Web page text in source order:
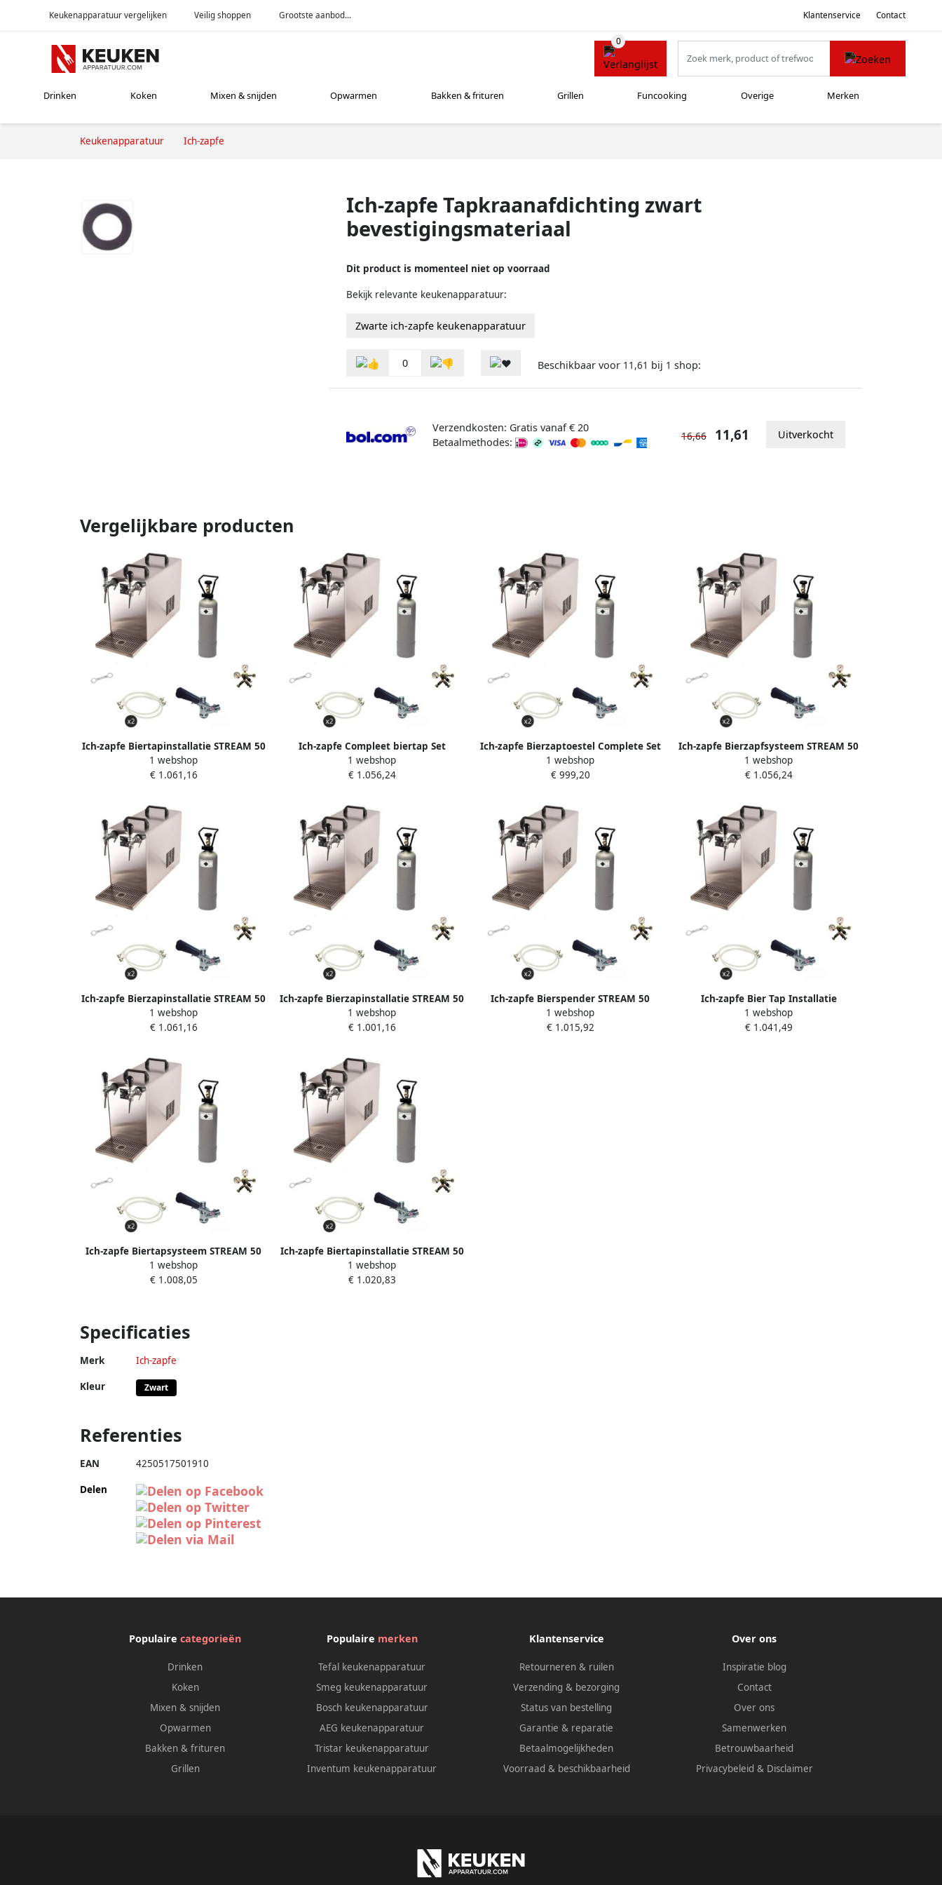
Keukenapparatuur vergelijken Veilig shoppen Grootste aanbod... Klantenservice Contact
Drinken Koken Mixen & snijden Opwarmen Bakken & frituren Grillen Funcooking Overige Merken
Keukenapparatuur Ich-zapfe
Ich-zapfe Tapkraanafdichting zwart
bevestigingsmateriaal
Dit product is momenteel niet op voorraad
Bekijk relevante keukenapparatuur:
Zwarte ich-zapfe keukenapparatuur
0 Beschikbaar voor 11,61 bij 1 shop:
Verzendkosten: Gratis vanaf € 20
Betaalmethodes:
16,66 11,61 Uitverkocht
Vergelijkbare producten
Ich-zapfe Biertapinstallatie STREAM 50
Compleetset 2-lijns droge koeler tot 55
l uur voor A- en G-fusten
1 webshop
€ 1.061,16
Ich-zapfe Compleet biertap Set
STREAM 50 2-Lijnen Koeler tot 55 l h M
D Fusten
1 webshop
€ 1.056,24
Ich-zapfe Bierzaptoestel Complete Set
STREAM 50 2-Lijnse Droogkoeler tot 55
l u in Roestvrij Staal
1 webshop
€ 999,20
Ich-zapfe Bierzapfsysteem STREAM 50
Compleetset 2-Lijns Koeler tot 55 l u
voor D- en M-Vaten
1 webshop
€ 1.056,24
Ich-zapfe Bierzapinstallatie STREAM 50
Compleetset 2-lijns koeler tot 55 l u
voor M- en G-vaten
1 webshop
€ 1.061,16
Ich-zapfe Bierzapinstallatie STREAM 50
Complete Set 2-Lijn Doorstroomkoeler
Droge Koeler tot 55 l u
1 webshop
€ 1.001,16
Ich-zapfe Bierspender STREAM 50
Compleetset 2 Lijnen tot 55L u
Edelstaal
1 webshop
€ 1.015,92
Ich-zapfe Bier Tap Installatie
Compleetset STREAM 50 2-Lijn Droge
Koeler 55 l u 5L Adapter Type D
1 webshop
€ 1.041,49
Ich-zapfe Biertapsysteem STREAM 50
Compleetset 2-lijns droge koeler tot 55
l uur met 5L adapter
1 webshop
€ 1.008,05
Ich-zapfe Biertapinstallatie STREAM 50
Compleetset 2-Lijnen
Doorstroomkoeler 55 l u voor Type G
1 webshop
€ 1.020,83
Specificaties
Merk Ich-zapfe
Kleur Zwart
Referenties
EAN 4250517501910
Delen
Populairecategorieën
Drinken
Koken
Mixen & snijden
Opwarmen
Bakken & frituren
Grillen
Populaire merken
Tefal keukenapparatuur
Smeg keukenapparatuur
Bosch keukenapparatuur
AEG keukenapparatuur
Tristar keukenapparatuur
Inventum keukenapparatuur
Klantenservice
Retourneren & ruilen
Verzending & bezorging
Status van bestelling
Garantie & reparatie
Betaalmogelijkheden
Voorraad & beschikbaarheid
Over ons
Inspiratie blog
Contact
Over ons
Samenwerken
Betrouwbaarheid
Privacybeleid & Disclaimer